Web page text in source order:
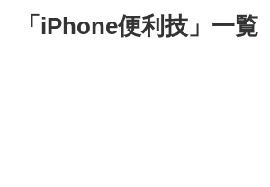
「 iPhone便利技 」 一覧